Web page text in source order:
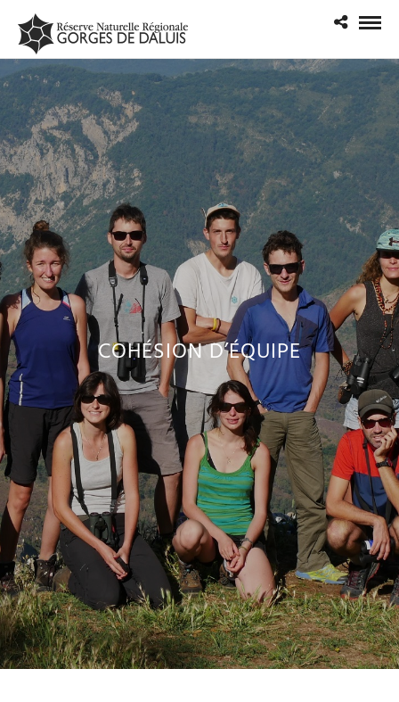
COHÉSION D’ÉQUIPE